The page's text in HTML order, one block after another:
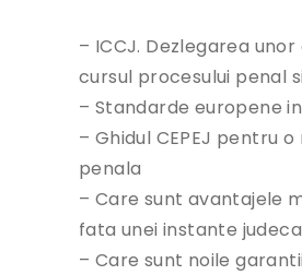
– ICCJ. Dezlegarea
cursul procesului penal
– Standarde europene
– Ghidul CEPEJ pentru
penala
– Care sunt avantajele
fata unei instante
– Care sunt noile